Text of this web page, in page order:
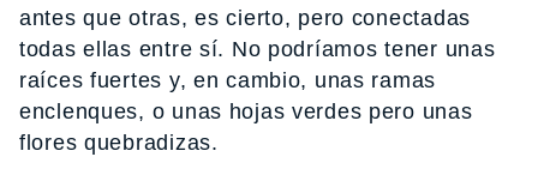
antes que otras, es cierto, pero conectadas
todas ellas entre sí. No podríamos tener unas
raíces fuertes y, en cambio, unas ramas
enclenques, o unas hojas verdes pero unas
flores quebradizas.